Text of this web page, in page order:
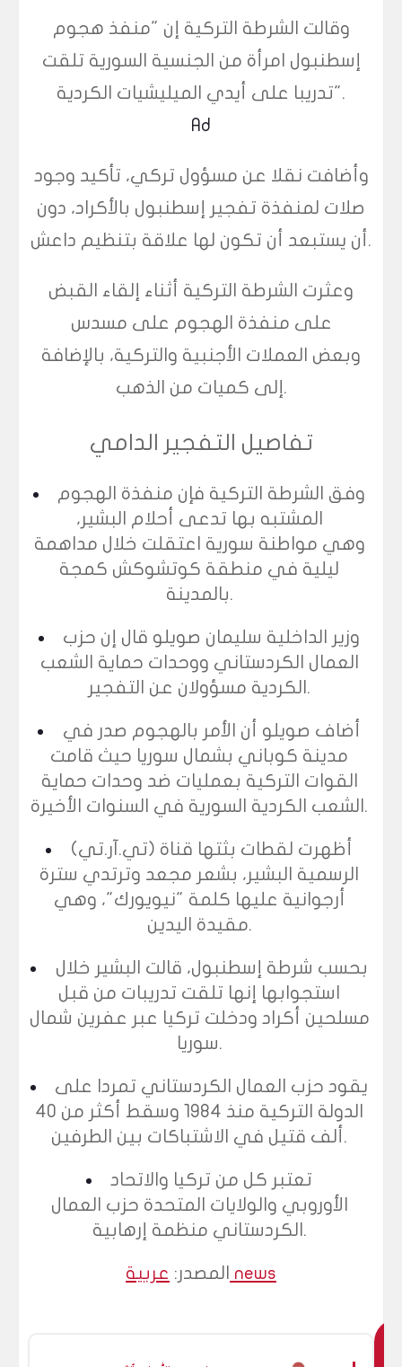
وقالت الشرطة التركية إن "منفذ هجوم
إسطنبول امرأة من الجنسية السورية تلقت
تدريبا على أيدي الميليشيات الكردية".
Ad
وأضافت نقلا عن مسؤول تركي، تأكيد وجود
صلات لمنفذة تفجير إسطنبول بالأكراد، دون
أن يستبعد أن تكون لها علاقة بتنظيم داعش.
وعثرت الشرطة التركية أثناء إلقاء القبض
على منفذة الهجوم على مسدس
وبعض العملات الأجنبية والتركية، بالإضافة
إلى كميات من الذهب.
تفاصيل التفجير الدامي
وفق الشرطة التركية فإن منفذة الهجوم
المشتبه بها تدعى أحلام البشير،
وهي مواطنة سورية اعتقلت خلال مداهمة
ليلية في منطقة كوتشوكش كمجة
بالمدينة.
وزير الداخلية سليمان صويلو قال إن حزب
العمال الكردستاني ووحدات حماية الشعب
الكردية مسؤولان عن التفجير.
أضاف صويلو أن الأمر بالهجوم صدر في
مدينة كوباني بشمال سوريا حيث قامت
القوات التركية بعمليات ضد وحدات حماية
الشعب الكردية السورية في السنوات الأخيرة.
أظهرت لقطات بثتها قناة (تي.آر.تي)
الرسمية البشير، بشعر مجعد وترتدي سترة
أرجوانية عليها كلمة "نيويورك"، وهي
مقيدة اليدين.
بحسب شرطة إسطنبول، قالت البشير خلال
استجوابها إنها تلقت تدريبات من قبل
مسلحين أكراد ودخلت تركيا عبر عفرين شمال
سوريا.
يقود حزب العمال الكردستاني تمردا على
الدولة التركية منذ 1984 وسقط أكثر من 40
ألف قتيل في الاشتباكات بين الطرفين.
تعتبر كل من تركيا والاتحاد
الأوروبي والولايات المتحدة حزب العمال
الكردستاني منظمة إرهابية.
المصدر: عربية news